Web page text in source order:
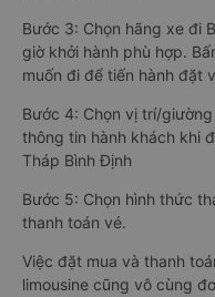
Bước 3: Chọn hãng xe đi
giờ khởi hành phù hợp.
muốn đi để tiến hành đặt
Bước 4: Chọn vị trí/
thông tin hành khách khi
Tháp Bình Định
Bước 5: Chọn hình thức
thanh toán vé.
Việc đặt mua và thanh
limousine cũng vô cùng